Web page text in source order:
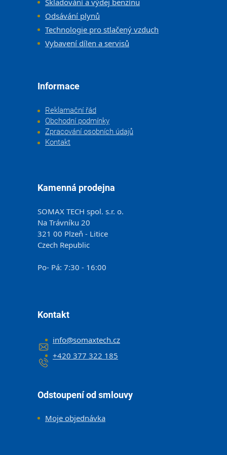
Odsávání plynů
Technologie pro stlačený vzduch
Vybavení dílen a servisů
Informace
Reklamační řád
Obchodní podmínky
Zpracování osobních údajů
Kontakt
Kamenná prodejna
SOMAX TECH spol. s.r. o.
Na Trávníku 20
321 00 Plzeň - Litice
Czech Republic
Po- Pá: 7:30 - 16:00
Kontakt
info@somaxtech.cz
+420 377 322 185
Odstoupení od smlouvy
Moje objednávka